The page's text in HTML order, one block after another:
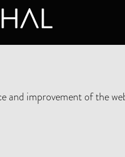
and improvement of the